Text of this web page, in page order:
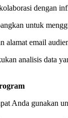
dengan
untuk
alamat email
analisis data
Anda gunakan